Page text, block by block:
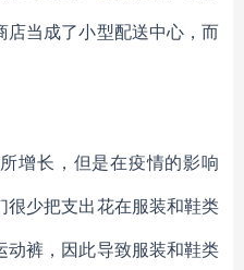
店当成了小型配送中心，而
增长，但是在疫情的影响
很少把支出花在服装和鞋类
动裤，因此导致服装和鞋类